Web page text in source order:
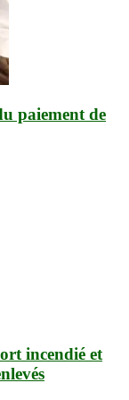
paiement de
incendié et